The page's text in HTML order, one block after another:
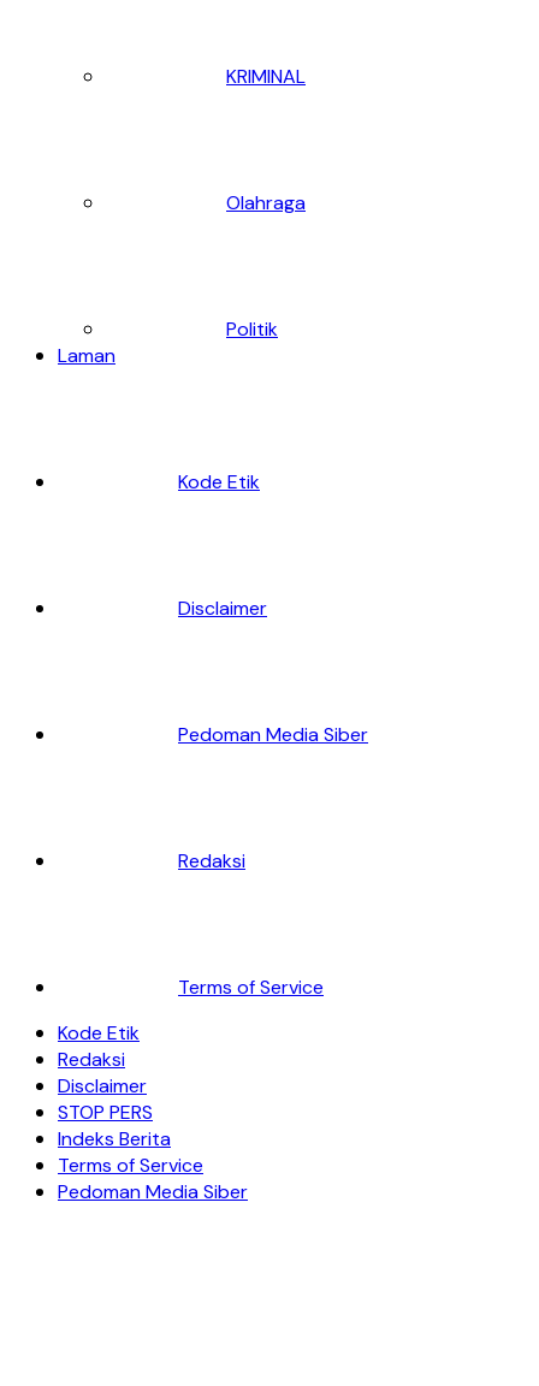
KRIMINAL
Olahraga
Politik
Laman
Kode Etik
Disclaimer
Pedoman Media Siber
Redaksi
Terms of Service
Kode Etik
Redaksi
Disclaimer
STOP PERS
Indeks Berita
Terms of Service
Pedoman Media Siber